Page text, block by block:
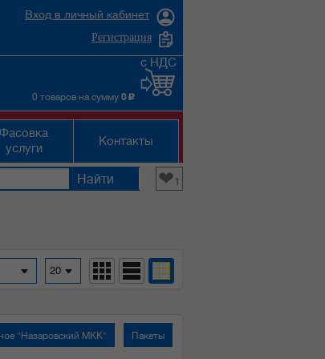
Вход в личный кабинет
Регистрация
0 товаров на сумму 0 c
с НДС
Фасовка
услуги
Контакты
❤1
20
"Назаровский МКК" Пакеты